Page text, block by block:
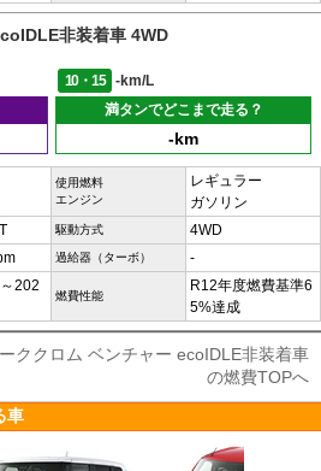
非装着車 4WD
10・15
-km/L
満タンでどこまで走る？
-km
使用燃料
エンジン
レギュラー
ガソリン
駆動方式 4WD
過給器（ターボ） -
202
燃費性能
R12年度燃費基準6
5%達成
ククロム ベンチャー ecoIDLE非装着車
の燃費TOPへ
車